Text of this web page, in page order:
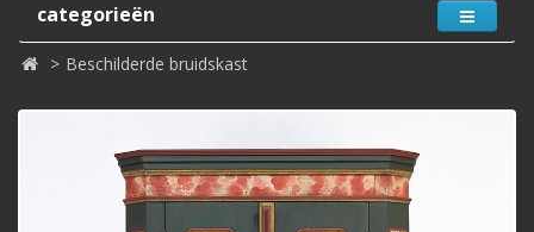
categorieën
Beschilderde bruidskast